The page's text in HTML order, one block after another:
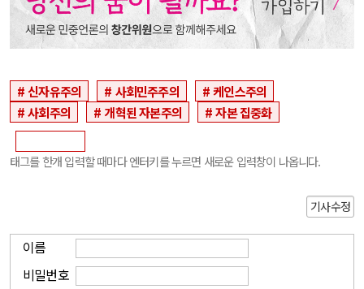
신자유주의 사회민주주의
케인스주의
사회주의
개혁된 자본주의 자본 집중화
태그를 한개 입력할 때마다 엔터키를 누르면 새로운 입력창이 나옵니다.
기사수정
이름
비밀번호